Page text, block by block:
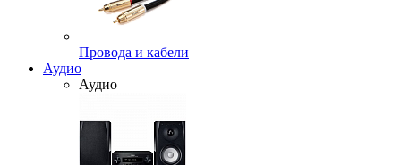
Провода и кабели
Аудио
Аудио